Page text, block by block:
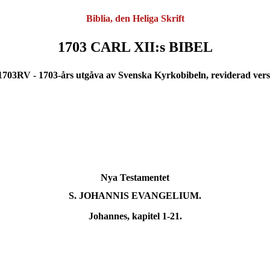
Biblia, den Heliga Skrift
1703 CARL XII:s BIBEL
- 1703-års utgåva av Svenska Kyrkobibeln, reviderad
Nya Testamentet
S. JOHANNIS EVANGELIUM.
Johannes, kapitel 1-21.